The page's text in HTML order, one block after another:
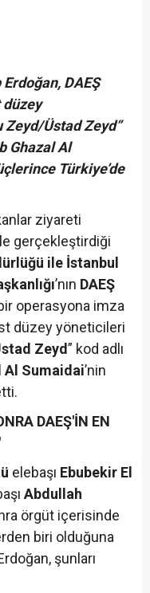
DAEŞ
Üstad Zeyd”
Ghazal Al
Türkiye’de
ziyareti
gerçekleştirdiği
ile İstanbul
’nın DAEŞ
operasyona imza
düzey yöneticileri
Zeyd” kod adlı
Al Sumaidai’nin
DAEŞ'İN EN
elebaşı Ebubekir El
Abdullah
örgüt içerisinde
biri olduğuna
şunları